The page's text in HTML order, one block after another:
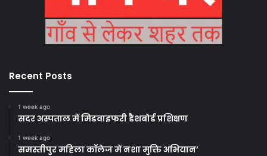
Recent Posts
1 week ago
सदर अस्पताल में मिडवाइफरी डैशबोर्ड प्रशिक्षण
1 week ago
समस्तीपुर महिला कॉलेज में नशा मुक्ति अभियान’